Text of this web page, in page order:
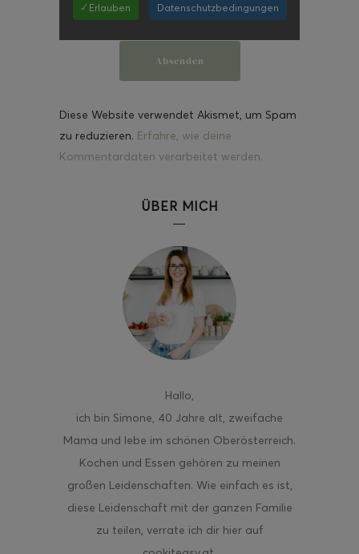
✓ Erlauben Datenschutzbedingungen
Diese Website verwendet Akismet, um Spam
zu reduzieren. Erfahre, wie deine
Kommentardaten verarbeitet werden.
ÜBER MICH
Hallo
ich bin Simone, 40 Jahre alt, zweifache
Mama und lebe im schönen Oberösterreich.
Kochen und Essen gehören zu meinen
großen Leidenschaften. Wie einfach es ist,
diese Leidenschaft mit der ganzen Familie
zu teilen, verrate ich dir hier auf